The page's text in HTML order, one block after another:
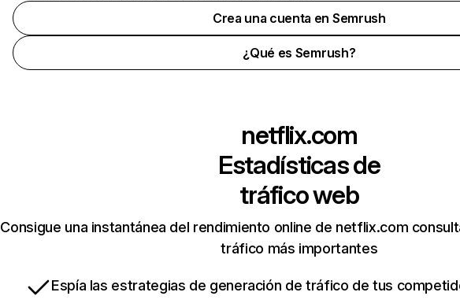
Crea una cuenta en Semrush
¿Qué es Semrush?
netflix.com
Estadísticas de
tráfico web
Consigue una instantánea del rendimiento online de netflix.com
tráfico más importantes
Espía las estrategias de generación de tráfico de tus